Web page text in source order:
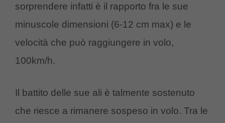
sorprendere infatti è il rapporto fra le sue
minuscole dimensioni (6-12 cm max) e le
velocità che può raggiungere in volo,
100km/h.
Il battito delle sue ali è talmente sostenuto
che riesce a rimanere sospeso in volo. Tra le